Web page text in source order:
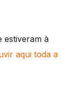
estiveram à
aqui toda a